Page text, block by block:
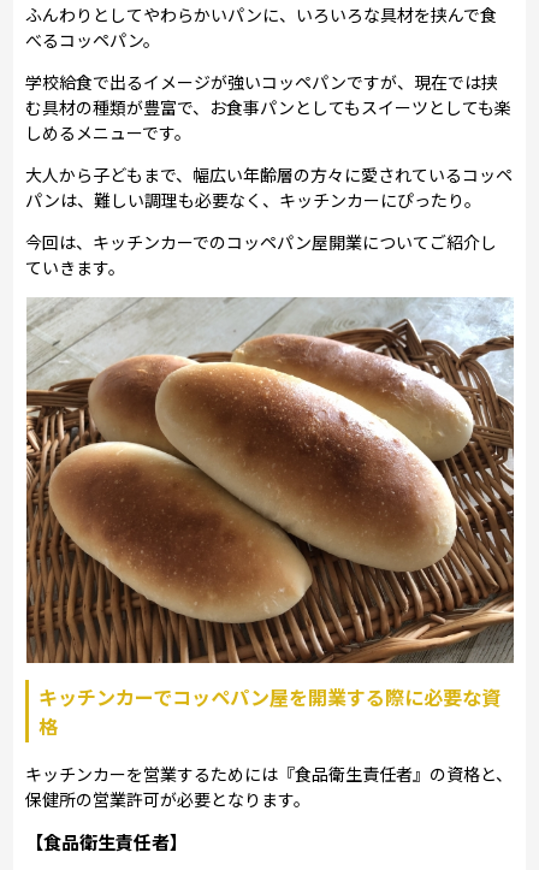
ふんわりとしてやわらかいパンに、いろいろな具材を挟んで食
べるコッペパン。
学校給食で出るイメージが強いコッペパンですが、現在では挟
む具材の種類が豊富で、お食事パンとしてもスイーツとしても楽
しめるメニューです。
大人から子どもまで、幅広い年齢層の方々に愛されているコッペ
パンは、難しい調理も必要なく、キッチンカーにぴったり。
今回は、キッチンカーでのコッペパン屋開業についてご紹介し
ていきます。
キッチンカーでコッペパン屋を開業する際に必要な資
格
キッチンカーを営業するためには『食品衛生責任者』の資格と、
保健所の営業許可が必要となります。
【食品衛生責任者】